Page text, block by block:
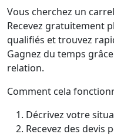
Vous cherchez un
Recevez gratuitement
qualifiés et trouvez
Gagnez du temps
relation.
Comment cela
Décrivez votre
Recevez des devis